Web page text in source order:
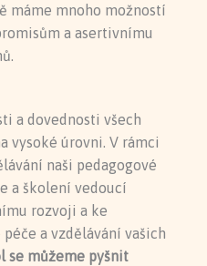
máme mnoho možností
a asertivnímu
a dovednosti všech
vysoké úrovni. V rámci
naši pedagogové
a školení vedoucí
rozvoji a ke
a vzdělávání vašich
se můžeme pyšnit